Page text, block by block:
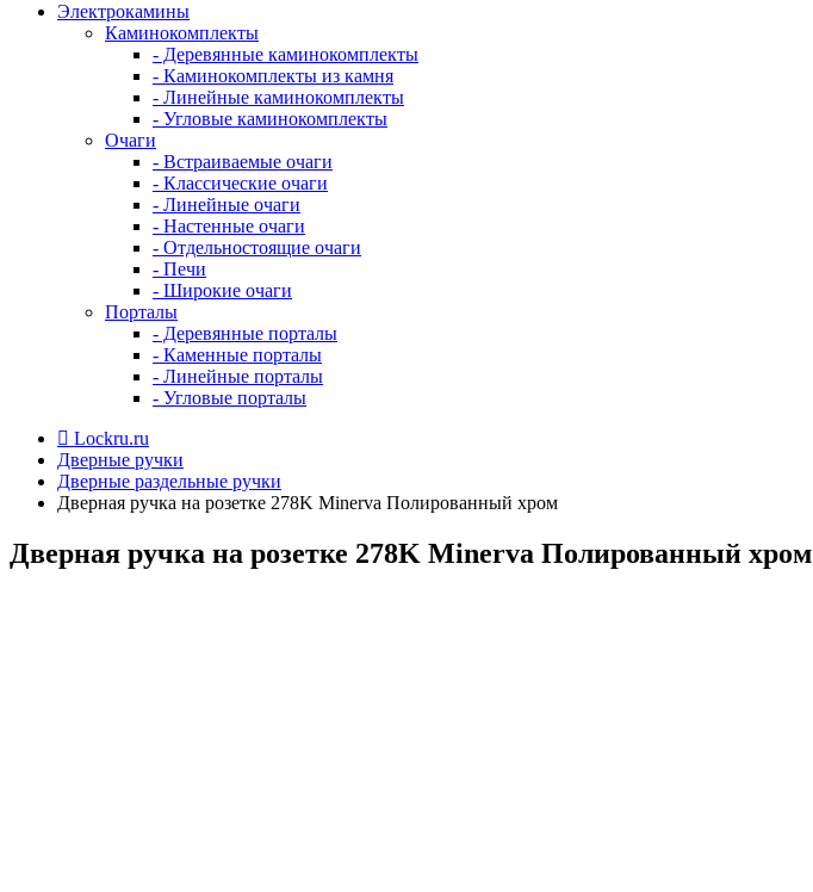
Электрокамины
Каминокомплекты
- Деревянные каминокомплекты
- Каминокомплекты из камня
- Линейные каминокомплекты
- Угловые каминокомплекты
Очаги
- Встраиваемые очаги
- Классические очаги
- Линейные очаги
- Настенные очаги
- Отдельностоящие очаги
- Печи
- Широкие очаги
Порталы
- Деревянные порталы
- Каменные порталы
- Линейные порталы
- Угловые порталы
Lockru.ru
Дверные ручки
Дверные раздельные ручки
Дверная ручка на розетке 278K Minerva Полированный хром
Дверная ручка на розетке 278K Minerva Полированный хром